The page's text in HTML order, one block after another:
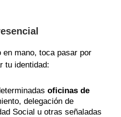
mano, toca pasar por
tu identidad:
oficinas de
delegación de
Social u otras señaladas